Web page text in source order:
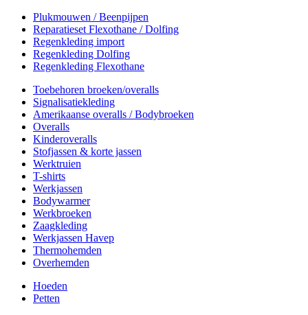
Plukmouwen / Beenpijpen
Reparatieset Flexothane / Dolfing
Regenkleding import
Regenkleding Dolfing
Regenkleding Flexothane
Toebehoren broeken/overalls
Signalisatiekleding
Amerikaanse overalls / Bodybroeken
Overalls
Kinderoveralls
Stofjassen & korte jassen
Werktruien
T-shirts
Werkjassen
Bodywarmer
Werkbroeken
Zaagkleding
Werkjassen Havep
Thermohemden
Overhemden
Hoeden
Petten